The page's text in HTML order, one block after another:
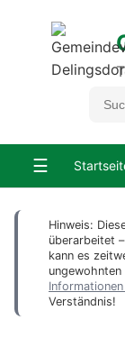
☰
Hinweis:
überarbeitet
kann es
ungewohnten
Verständnis!